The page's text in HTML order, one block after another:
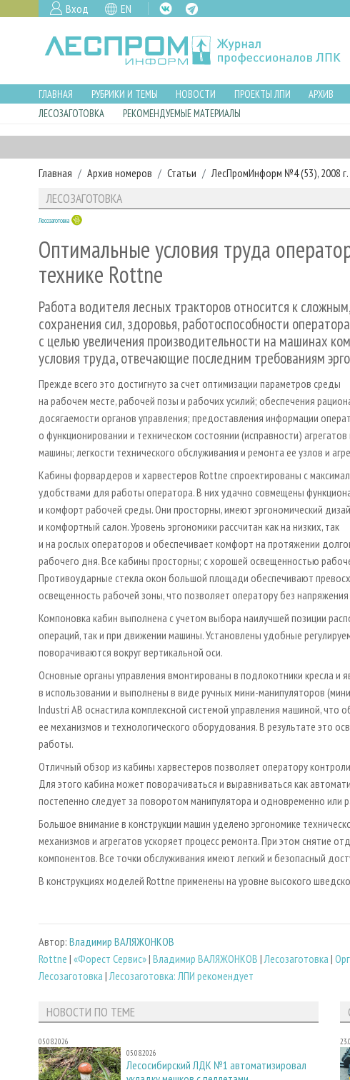
Вход EN
ГЛАВНАЯ РУБРИКИ И ТЕМЫ НОВОСТИ ПРОЕКТЫ ЛПИ АРХИВ
ЛЕСОЗАГОТОВКА
РЕКОМЕНДУЕМЫЕ МАТЕРИАЛЫ
Главная Архив номеров Статьи ЛесПромИнформ №4 (53), 2008 г.
ЛЕСОЗАГОТОВКА
Лесозаготовка
Оптимальные условия труда
технике Rottne
Работа водителя лесных тракторов относится к
сохранения сил, здоровья, работоспособности
с целью увеличения производительности на машинах
условия труда, отвечающие последним требованиям
Прежде всего это достигнуто за счет оптимизации параметров среды
на рабочем месте, рабочей позы и рабочих усилий; обеспечения
досягаемости органов управления; предоставления информации
о функционировании и техническом состоянии (исправности) агрегатов
машины; легкости технического обслуживания и ремонта ее узлов и
Кабины форвардеров и харвестеров Rottne спроектированы с
удобствами для работы оператора. В них удачно совмещены
и комфорт рабочей среды. Они просторны, имеют эргономический
и комфортный салон. Уровень эргономики рассчитан как на низких, так
и на рослых операторов и обеспечивает комфорт на протяжении
рабочего дня. Все кабины просторны; с хорошей освещенностью
Противоударные стекла окон большой площади обеспечивают
освещенность рабочей зоны, что позволяет оператору без
Компоновка кабин выполнена с учетом выбора наилучшей позиции
операций, так и при движении машины. Установлены удобные
поворачиваются вокруг вертикальной оси.
Основные органы управления вмонтированы в подлокотники кресла
в использовании и выполнены в виде ручных мини-манипуляторов
Industri AB оснастила комплексной системой управления машиной, что
ее механизмов и технологического оборудования. В результате это
работы.
Отличный обзор из кабины харвестеров позволяет оператору
Для этого кабина может поворачиваться и выравниваться как
постепенно следует за поворотом манипулятора и одновременно
Большое внимание в конструкции машин уделено эргономике
механизмов и агрегатов ускоряет процесс ремонта. При этом снятие
компонентов. Все точки обслуживания имеют легкий и безопасный
В конструкциях моделей Rottne применены на уровне высокого
Автор: Владимир ВАЛЯЖОНКОВ
Rottne | «Форест Сервис»| Владимир ВАЛЯЖОНКОВ |Лесозаготовка |
Лесозаготовка |Лесозаготовка: ЛПИ рекомендует
НОВОСТИ ПО ТЕМЕ
05.08.2026
05.08.2026
Лесосибирский ЛДК №1 автоматизировал